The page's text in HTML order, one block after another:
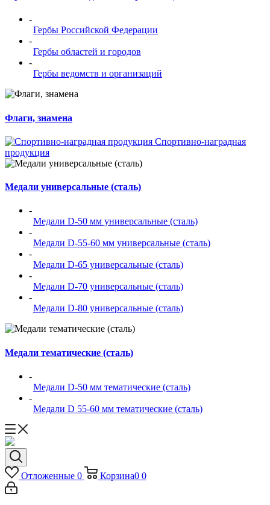
-
Гербы Российской Федерации
-
Гербы областей и городов
-
Гербы ведомств и организаций
Флаги, знамена
Спортивно-наградная
продукция
Медали универсальные (сталь)
-
Медали D-50 мм универсальные (сталь)
-
Медали D-55-60 мм универсальные (сталь)
-
Медали D-65 универсальные (сталь)
-
Медали D-70 универсальные (сталь)
-
Медали D-80 универсальные (сталь)
Медали тематические (сталь)
-
Медали D-50 мм тематические (сталь)
-
Медали D 55-60 мм тематические (сталь)
Отложенные 0 Корзина0 0